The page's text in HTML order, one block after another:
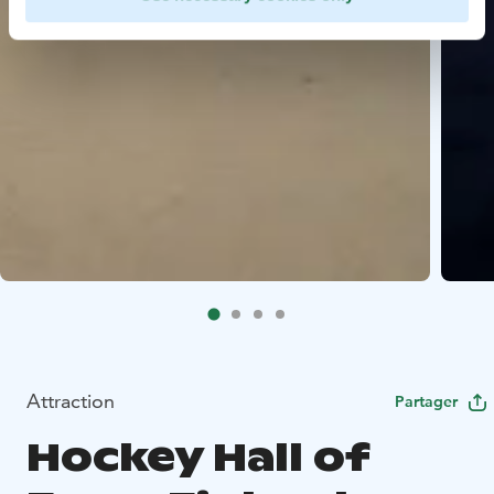
Attraction Partager
Hockey Hall of